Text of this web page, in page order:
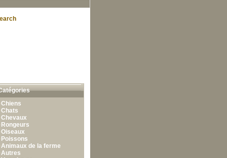
Chiens
Chats
Chevaux
Rongeurs
Oiseaux
Poissons
Animaux de la ferme
Autres